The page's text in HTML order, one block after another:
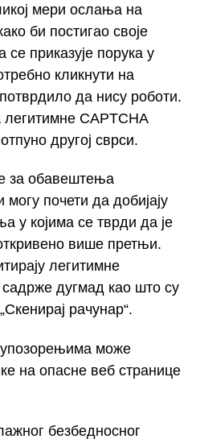
мери ослања на
би постигао своје
приказује порука у
кликнути на
да нису роботи.
CAPTCHA
другој сврси.
за обавештења
почети да добијају
у којима се тврди да је
више претњи.
легитимне
дугмад као што су
рачунар“.
упозорењима може
на опасне веб странице
безбедносног